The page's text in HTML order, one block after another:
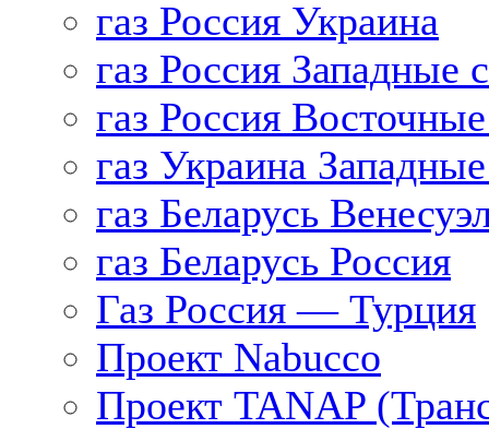
газ Россия Украина
газ Россия Западные
газ Россия
газ Украина
газ Беларусь
газ Беларусь Россия
Газ Россия — Турция
Проект Nabucco
Проект TANAP